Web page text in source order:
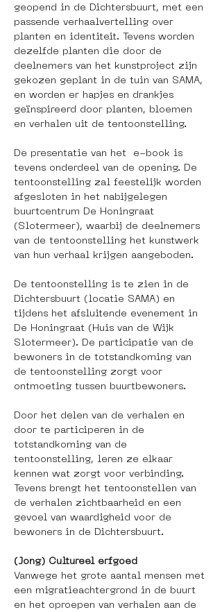
geopend in de Dichtersbuurt, met een
passende verhaalvertelling over
planten en identiteit. Tevens worden
dezelfde planten die door de
deelnemers van het kunstproject zijn
gekozen geplant in de tuin van SAMA,
en worden er hapjes en drankjes
geïnspireerd door planten, bloemen
en verhalen uit de tentoonstelling.
De presentatie van het  e-book is
tevens onderdeel van de opening. De
tentoonstelling zal feestelijk worden
afgesloten in het nabijgelegen
buurtcentrum De Honingraat
(Slotermeer), waarbij de deelnemers
van de tentoonstelling het kunstwerk
van hun verhaal krijgen aangeboden.
De tentoonstelling is te zien in de
Dichtersbuurt (locatie SAMA) en
tijdens het afsluitende evenement in
De Honingraat (Huis van de Wijk
Slotermeer). De participatie van de
bewoners in de totstandkoming van
de tentoonstelling zorgt voor
ontmoeting tussen buurtbewoners.
Door het delen van de verhalen en
door te participeren in de
totstandkoming van de
tentoonstelling, leren ze elkaar
kennen wat zorgt voor verbinding.
Tevens brengt het tentoonstellen van
de verhalen zichtbaarheid en een
gevoel van waardigheid voor de
bewoners in de Dichtersbuurt.
(Jong) Cultureel erfgoed
Vanwege het grote aantal mensen met
een migratieachtergrond in de buurt
en het oproepen van verhalen aan de